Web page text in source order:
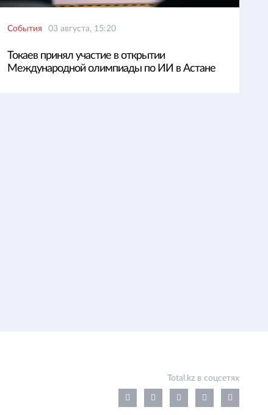
События 03 августа, 15:20
Токаев принял участие в открытии
Международной олимпиады по ИИ в Астане
Total.kz в соцсетях